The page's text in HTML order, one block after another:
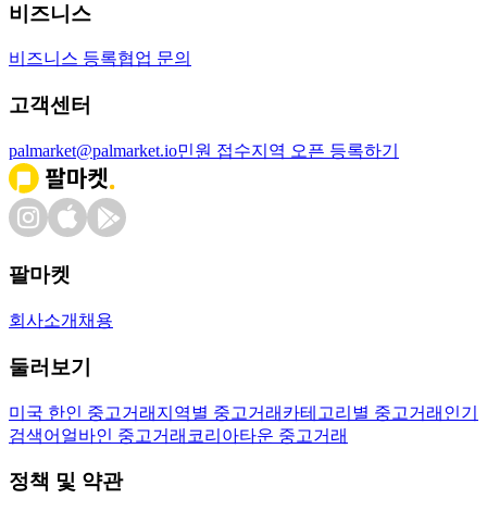
비즈니스
비즈니스 등록협업 문의
고객센터
palmarket@palmarket.io민원 접수지역 오픈 등록하기
팔마켓
회사소개 채용
둘러보기
미국 한인 중고거래 지역별 중고거래 카테고리별 중고거래 인기
검색어 얼바인 중고거래 코리아타운 중고거래
정책 및 약관